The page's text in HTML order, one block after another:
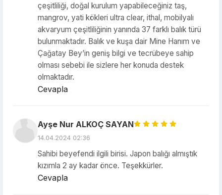
çeşitliliği, doğal kurulum yapabileceğiniz taş,
mangrov, yati kökleri ultra clear, ithal, mobilyalı
akvaryum çeşitliliğinin yanında 37 farklı balık türü
bulunmaktadır. Balık ve kuşa dair Mine Hanım ve
Çağatay Bey’in geniş bilgi ve tecrübeye sahip
olması sebebi ile sizlere her konuda destek
olmaktadır.
Cevapla
Ayşe Nur ALKOÇ SAYAN
14.04.2024 02:36
Sahibi beyefendi ilgili birisi. Japon balığı almıştık
kızımla 2 ay kadar önce. Teşekkürler.
Cevapla